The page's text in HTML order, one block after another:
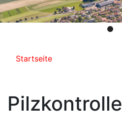
Pfadnavigation
Startseite
Pilzkontrolle